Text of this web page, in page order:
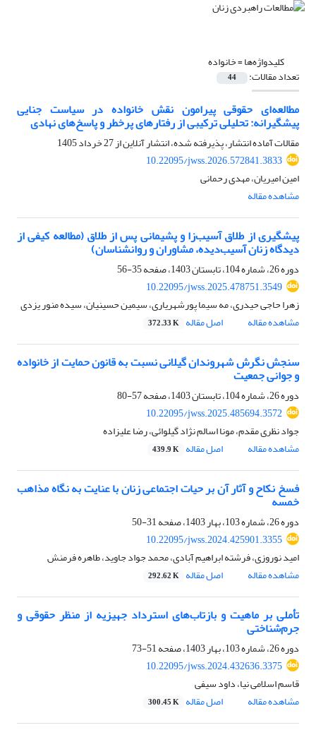
کلیدواژه‌ها =خانواده
تعداد مقالات: 44
مطالعه‌ای حقوقی پیرامون نقش خانواده در سیاست جنایی
پیشگیرانه: تحلیلی ترکیبی از رفتارهای پرخطر و پاسخ‌های نهادی
مقالات آماده انتشار، پذیرفته شده، انتشار آنلاین از27 خرداد 1405
10.22095/jwss.2026.572841.3833
امین امیریان، مهدی رحمانی
مشاهده مقاله
پیشگیری از طلاق آسیب‌زا و پشیمانی پس از طلاق (مطالعه کیفی از
دیدگاه زنان آسیب‌دیده، مشاوران و روانشناسان)
دوره 26، شماره 104، تابستان 1403، صفحه
35-56
10.22095/jwss.2025.478751.3549
زهرا حاجی حیدری، مه سیما پورشهریاری، سیمین حسینیان، سیده منور یزدی
مشاهده مقاله
اصل مقاله 372.33 K
سنجش نگرش شهروندان گیلانی نسبت به قانون حمایت از خانواده
و جوانی جمعیت
دوره 26، شماره 104، تابستان 1403، صفحه
57-80
10.22095/jwss.2025.485694.3572
جواد نظری مقدم، مونا اسالم نژاد گیلوائی، رضا علیزاده
مشاهده مقاله
اصل مقاله 439.9 K
فسخ نکاح و آثار آن بر حیات اجتماعی زنان با عنایت به نگاه مذاهب
خمسه
دوره 26، شماره 103، بهار 1403، صفحه
31-50
10.22095/jwss.2024.425901.3355
امید نوروزی، فرشته ابراهیم آبادی، محمد جواد جاوید، طاهره فرمنش
مشاهده مقاله
اصل مقاله 292.62 K
تأملی بر ماهیت و بازتاب‌های استرداد جهیزیه از منظر حقوقی و
جرم‌شناختی
دوره 26، شماره 103، بهار 1403، صفحه
51-73
10.22095/jwss.2024.432636.3375
قاسم اسلامی نیا، داود سیفی
مشاهده مقاله
اصل مقاله 300.45 K